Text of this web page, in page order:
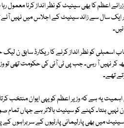
اعظم کا بھی سینیٹ کو نظر انداز کرنا
ایک سال سے زائد سینیٹ کے اجلاس میں نہیں
اسمبلی کو نظر انداز کرنے کا ریکارڈ سابق ن
کر نہیں آ رہی۔ جب پی ٹی آئی کی حکومت تھی تو
تھے۔
یہ ہے کہ وزیر اعظم کو یہی ایوان منتخب
نہیں بنتا۔ کہنے کو سینیٹ بالاتر ہے جہاں
میں بھی پارلیمانی پارٹیوں کے سربراہوں